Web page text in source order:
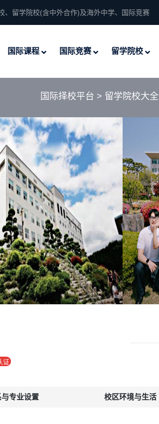
、留学院校(含中外合作)及海外中学、国际竞赛
国际课程 国际竞赛 留学院校
国际择校平台 > 留学院校大全
证
与专业设置 校区环境与生活